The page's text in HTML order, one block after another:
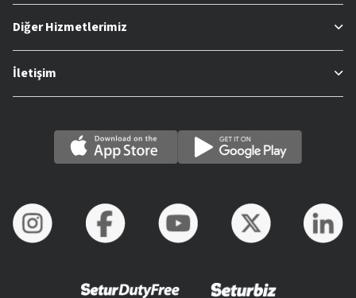
Diğer Hizmetlerimiz
İletişim